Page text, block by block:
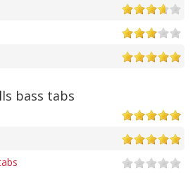
bass tabs